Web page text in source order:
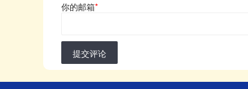
你的邮箱*
提交评论